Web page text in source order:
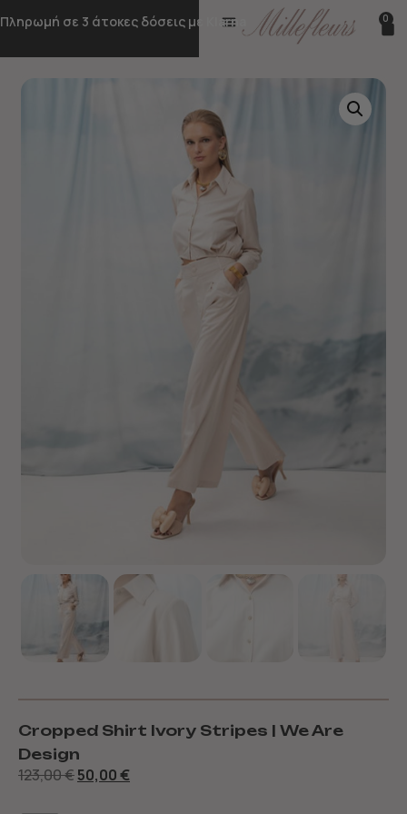
Πληρωμή σε 3 άτοκες δόσεις με Klarna 0
Cropped Shirt Ivory Stripes | We Are
Design
123,00€50,00€